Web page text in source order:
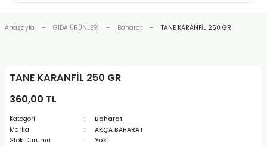
Anasayfa GIDA ÜRÜNLERİ Baharat TANE KARANFİL 250 GR
TANE KARANFİL 250 GR
360,00 TL
Kategori
Baharat
Marka
AKÇA BAHARAT
Stok Durumu
Yok